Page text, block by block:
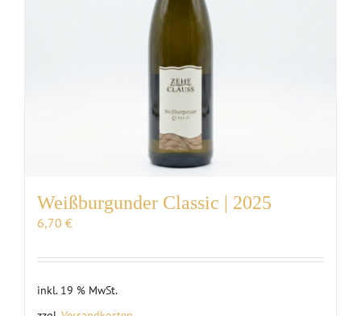
Weißburgunder Classic | 2025
6,70 €
inkl. 19 % MwSt.